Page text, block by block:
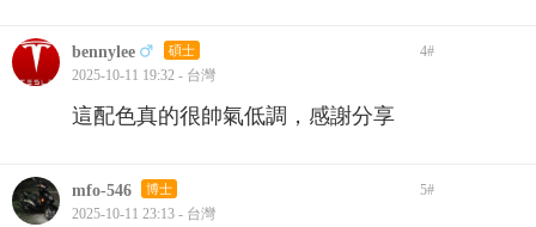
bennylee 碩士 4#
2025-10-11 19:32 - 台灣
這配色真的很帥氣低調，感謝分享
mfo-546 博士 5#
2025-10-11 23:13 - 台灣